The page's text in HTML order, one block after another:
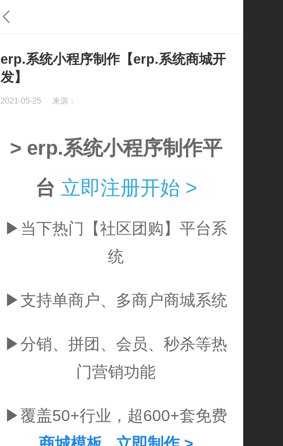
erp.系统小程序制作【erp.系统商城开
发】
2021-05-25 来源：
> erp.系统小程序制作平
台 立即注册开始 >
▶当下热门【社区团购】平台系
统
▶支持单商户、多商户商城系统
▶分销、拼团、会员、秒杀等热
门营销功能
▶覆盖50+行业，超600+套免费